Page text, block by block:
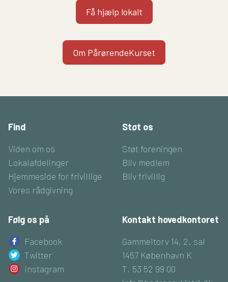
Få hjælp lokalt
Om PårørendeKurset
Find
Viden om os
Lokalafdelinger
Hjemmeside for frivillige
Vores rådgivning
Støt os
Støt foreningen
Bliv medlem
Bliv frivillig
Følg os på
Facebook
Twitter
Instagram
Kontakt hovedkontoret
Gammeltorv 14, 2. sal
1457 København K
T. 53 52 99 00